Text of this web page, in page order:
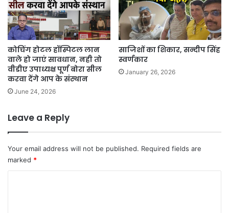
कोचिंग होटल हॉस्पिटल लान
वाले हो जाएं सावधान, नही तो
वीडीए उपाध्यक्ष पूर्ण बोरा सील
करवा देंगे आप के संस्थान
June 24, 2026
साजिशों का शिकार, सन्दीप सिंह
स्वर्णकार
January 26, 2026
Leave a Reply
Your email address will not be published. Required fields are
marked *